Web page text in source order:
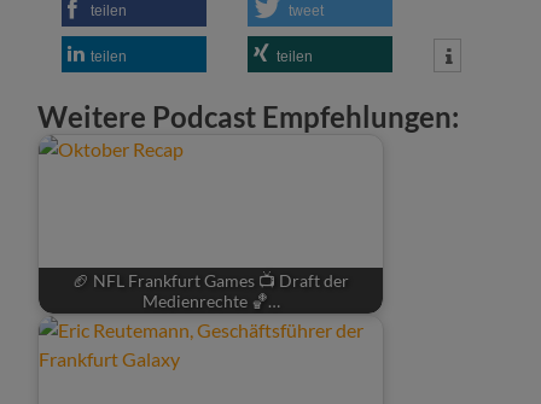
teilen tweet
teilen teilen
Weitere Podcast Empfehlungen:
🏈 NFL Frankfurt Games 📺 Draft der
Medienrechte 🏀…